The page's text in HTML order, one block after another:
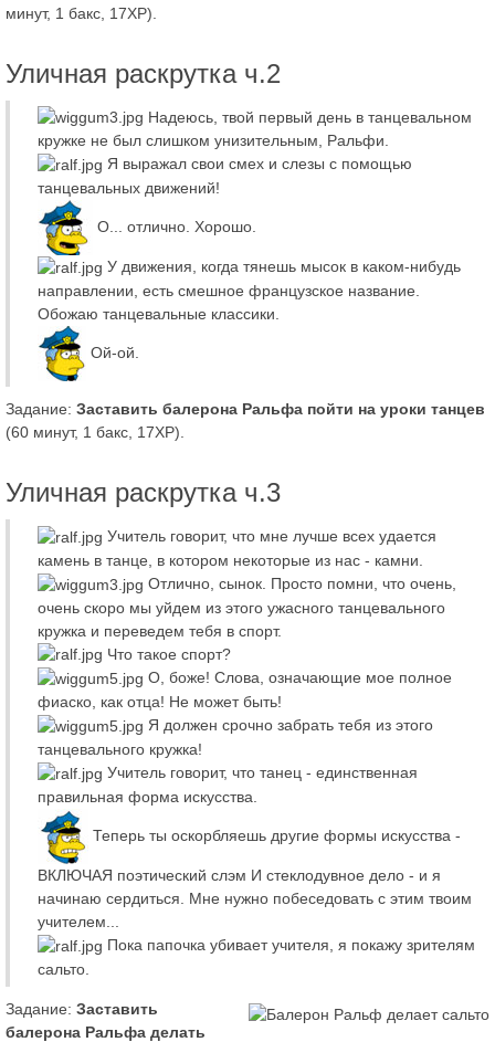
минут, 1 бакс, 17XP).
Уличная раскрутка ч.2
Надеюсь, твой первый день в танцевальном
кружке не был слишком унизительным, Ральфи.
Я выражал свои смех и слезы с помощью
танцевальных движений!
О... отлично. Хорошо.
У движения, когда тянешь мысок в каком-нибудь
направлении, есть смешное французское название.
Обожаю танцевальные классики.
Ой-ой.
Задание: Заставить балерона Ральфа пойти на уроки танцев
(60 минут, 1 бакс, 17XP).
Уличная раскрутка ч.3
Учитель говорит, что мне лучше всех удается
камень в танце, в котором некоторые из нас - камни.
Отлично, сынок. Просто помни, что очень,
очень скоро мы уйдем из этого ужасного танцевального
кружка и переведем тебя в спорт.
Что такое спорт?
О, боже! Слова, означающие мое полное
фиаско, как отца! Не может быть!
Я должен срочно забрать тебя из этого
танцевального кружка!
Учитель говорит, что танец - единственная
правильная форма искусства.
Теперь ты оскорбляешь другие формы искусства -
ВКЛЮЧАЯ поэтический слэм И стеклодувное дело - и я
начинаю сердиться. Мне нужно побеседовать с этим твоим
учителем...
Пока папочка убивает учителя, я покажу зрителям
сальто.
Задание: Заставить
балерона Ральфа делать